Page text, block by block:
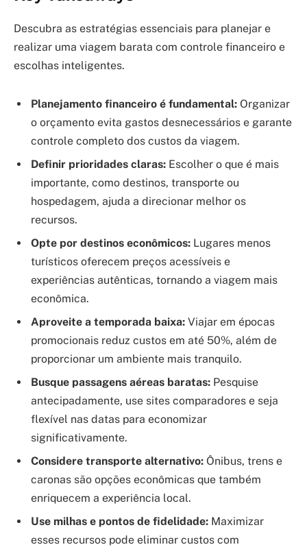
Descubra as estratégias essenciais para planejar e
realizar uma viagem barata com controle financeiro e
escolhas inteligentes.
Planejamento financeiro é fundamental: Organizar
o orçamento evita gastos desnecessários e garante
controle completo dos custos da viagem.
Definir prioridades claras: Escolher o que é mais
importante, como destinos, transporte ou
hospedagem, ajuda a direcionar melhor os
recursos.
Opte por destinos econômicos: Lugares menos
turísticos oferecem preços acessíveis e
experiências autênticas, tornando a viagem mais
econômica.
Aproveite a temporada baixa: Viajar em épocas
promocionais reduz custos em até 50%, além de
proporcionar um ambiente mais tranquilo.
Busque passagens aéreas baratas: Pesquise
antecipadamente, use sites comparadores e seja
flexível nas datas para economizar
significativamente.
Considere transporte alternativo: Ônibus, trens e
caronas são opções econômicas que também
enriquecem a experiência local.
Use milhas e pontos de fidelidade: Maximizar
esses recursos pode eliminar custos com